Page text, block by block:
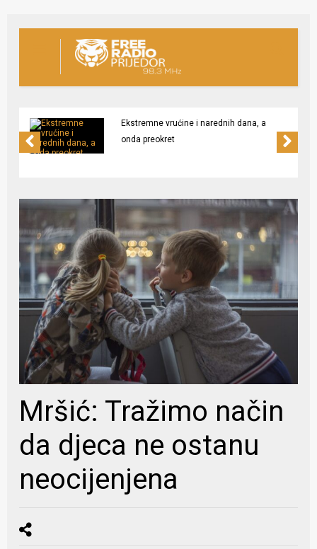
Ekstremne vrućine i narednih dana, a
onda preokret
Mršić: Tražimo način
da djeca ne ostanu
neocijenjena